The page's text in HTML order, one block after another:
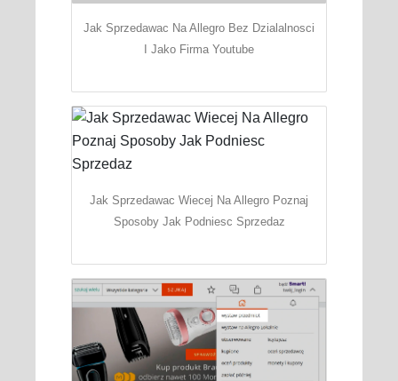
Jak Sprzedawac Na Allegro Bez Dzialalnosci
I Jako Firma Youtube
Jak Sprzedawac Wiecej Na Allegro Poznaj
Sposoby Jak Podniesc Sprzedaz